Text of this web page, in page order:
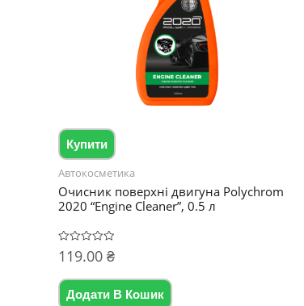
Купити
Автокосметика
Очисник поверхні двигуна Polychrom
2020 “Engine Cleaner”, 0.5 л
Оцінено
в
з
119.00 ₴
Додати В Кошик